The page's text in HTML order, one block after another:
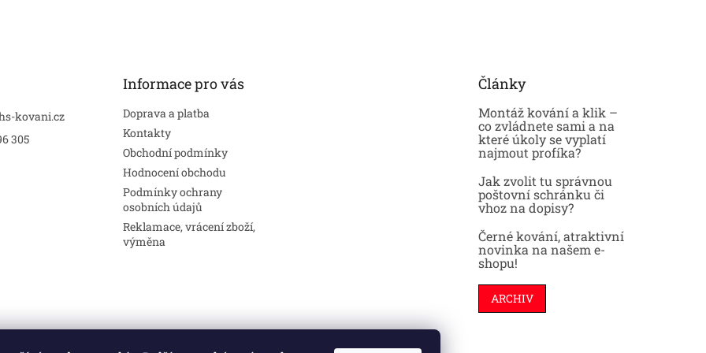
kovani.cz
305
Informace pro vás
Doprava a platba
Kontakty
Obchodní podmínky
Hodnocení obchodu
Podmínky ochrany
osobních údajů
Reklamace, vrácení zboží,
výměna
Články
Montáž kování a klik –
co zvládnete sami a na
které úkoly se vyplatí
najmout profíka?
Jak zvolit tu správnou
poštovní schránku či
vhoz na dopisy?
Černé kování, atraktivní
novinka na našem e-
shopu!
ARCHIV